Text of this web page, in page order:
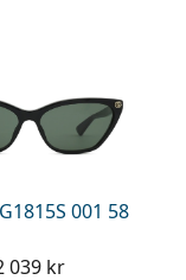
001 58
039 kr